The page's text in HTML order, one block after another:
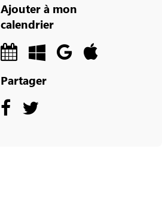
Ajouter à mon
calendrier
Partager